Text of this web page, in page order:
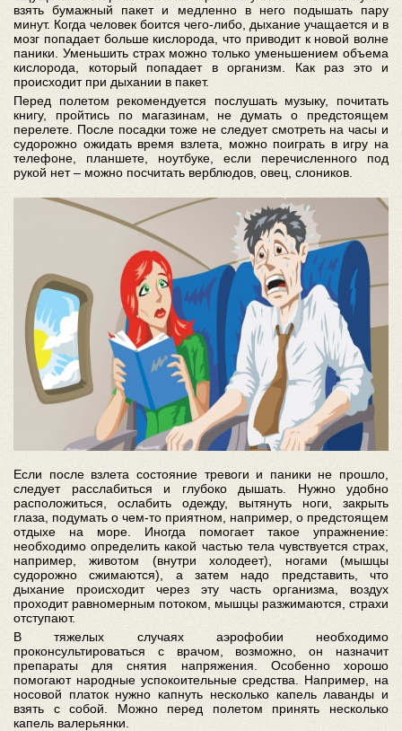
взять бумажный пакет и медленно в него подышать пару
минут. Когда человек боится чего-либо, дыхание учащается и в
мозг попадает больше кислорода, что приводит к новой волне
паники. Уменьшить страх можно только уменьшением объема
кислорода, который попадает в организм. Как раз это и
происходит при дыхании в пакет.
Перед полетом рекомендуется послушать музыку, почитать
книгу, пройтись по магазинам, не думать о предстоящем
перелете. После посадки тоже не следует смотреть на часы и
судорожно ожидать время взлета, можно поиграть в игру на
телефоне, планшете, ноутбуке, если перечисленного под
рукой нет – можно посчитать верблюдов, овец, слоников.
Если после взлета состояние тревоги и паники не прошло,
следует расслабиться и глубоко дышать. Нужно удобно
расположиться, ослабить одежду, вытянуть ноги, закрыть
глаза, подумать о чем-то приятном, например, о предстоящем
отдыхе на море. Иногда помогает такое упражнение:
необходимо определить какой частью тела чувствуется страх,
например, животом (внутри холодеет), ногами (мышцы
судорожно сжимаются), а затем надо представить, что
дыхание происходит через эту часть организма, воздух
проходит равномерным потоком, мышцы разжимаются, страхи
отступают.
В тяжелых случаях аэрофобии необходимо
проконсультироваться с врачом, возможно, он назначит
препараты для снятия напряжения. Особенно хорошо
помогают народные успокоительные средства. Например, на
носовой платок нужно капнуть несколько капель лаванды и
взять с собой. Можно перед полетом принять несколько
капель валерьянки.